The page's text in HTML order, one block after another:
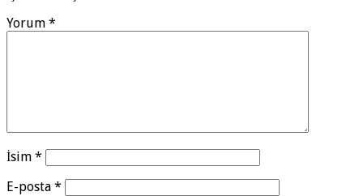
Yorum *
İsim *
E-posta *